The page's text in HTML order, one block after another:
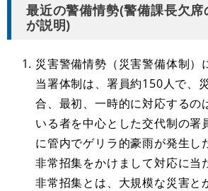
最近の警備情勢(警備課長欠
が説明)
災害警備情勢（災害警備体制）
当署体制は、署員約150人で、
合、最初、一時的に対応するの
いる者を中心とした交代制の署
に管内でゲリラ的豪雨が発生し
非常招集をかけまして対応に当
非常招集とは、大規模な災害と